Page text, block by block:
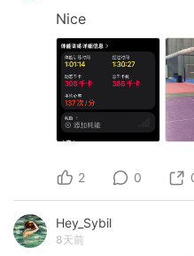
Nice
2 0
Hey_Sybil
8天前